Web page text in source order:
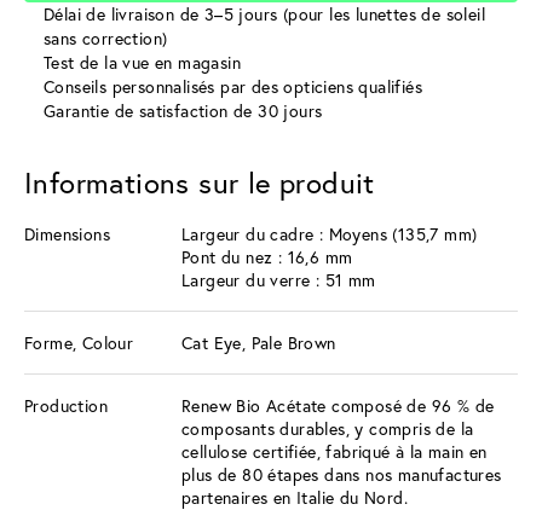
Délai de livraison de 3–5 jours (pour les lunettes de soleil
sans correction)
Test de la vue en magasin
Conseils personnalisés par des opticiens qualifiés
Garantie de satisfaction de 30 jours
Informations sur le produit
Dimensions
Largeur du cadre : Moyens (135,7 mm)
Pont du nez : 16,6 mm
Largeur du verre : 51 mm
Forme, Colour Cat Eye, Pale Brown
Production
Renew Bio Acétate composé de 96 % de
composants durables, y compris de la
cellulose certifiée, fabriqué à la main en
plus de 80 étapes dans nos manufactures
partenaires en Italie du Nord.